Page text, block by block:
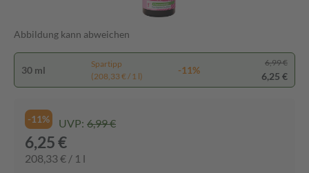
Abbildung kann abweichen
30 ml
Spartipp
(208,33 € / 1 l)
-11%
6,99 €
6,25 €
-11% UVP: 6,99 €
6,25 €
208,33 € / 1 l